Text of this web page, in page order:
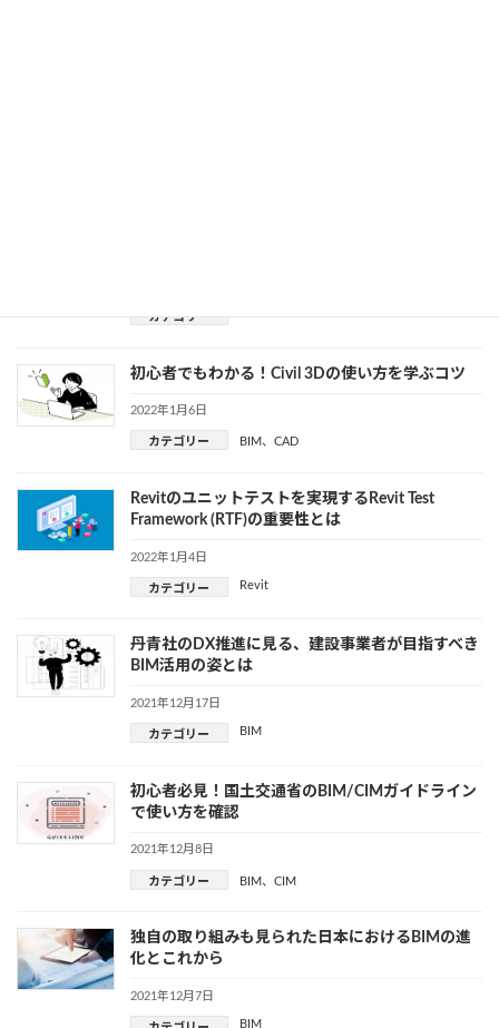
カテゴリー
初心者でもわかる！Civil 3Dの使い方を学ぶコツ
2022年1月6日
カテゴリー BIM、 CAD
Revitのユニットテストを実現するRevit Test
Framework (RTF)の重要性とは
2022年1月4日
カテゴリー Revit
丹青社のDX推進に見る、建設事業者が目指すべき
BIM活用の姿とは
2021年12月17日
カテゴリー BIM
初心者必見！国土交通省のBIM/CIMガイドライン
で使い方を確認
2021年12月8日
カテゴリー BIM、 CIM
独自の取り組みも見られた日本におけるBIMの進
化とこれから
2021年12月7日
BIM